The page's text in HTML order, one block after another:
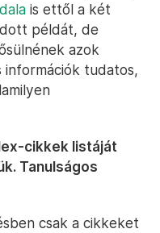
is ettől a két
példát, de
azok
információk tudatos,
cikkek listáját
Tanulságos
csak a cikkeket